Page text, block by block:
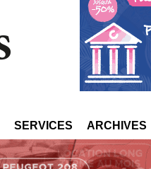
SERVICES ARCHIVES